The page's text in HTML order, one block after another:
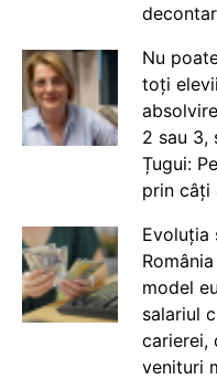
Nu
toți
2 sau 3,
Țugui:
prin câți
Evoluția
model
salariul
carierei,
venituri